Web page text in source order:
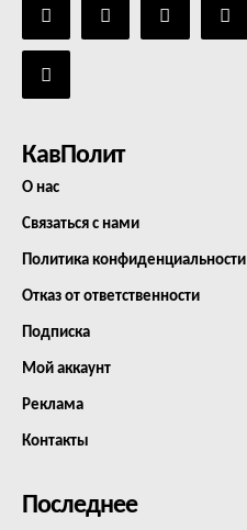
КавПолит
О нас
Связаться с нами
Политика конфиденциальности
Отказ от ответственности
Подписка
Мой аккаунт
Реклама
Контакты
Последнее